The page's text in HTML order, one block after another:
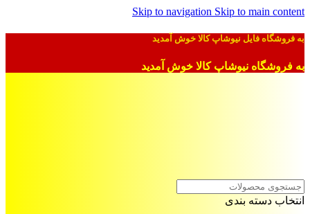
Skip to navigation Skip to main content
به فروشگاه فایل نیوشاپ کالا خوش آمدید
به فروشگاه نیوشاپ کالا خوش آمدید
انتخاب دسته بندی